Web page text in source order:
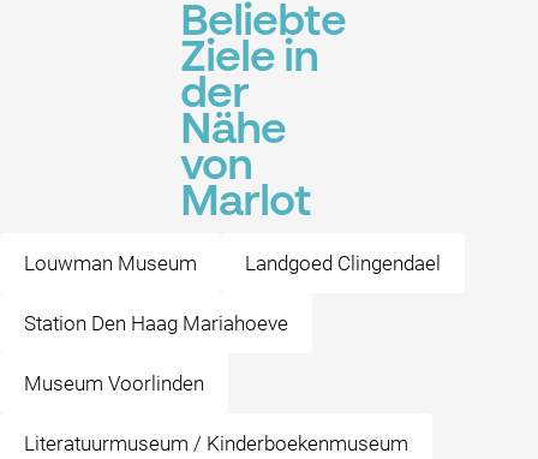
Beliebte
Ziele in
der
Nähe
von
Marlot
Louwman Museum Landgoed Clingendael
Station Den Haag Mariahoeve
Museum Voorlinden
Literatuurmuseum / Kinderboekenmuseum